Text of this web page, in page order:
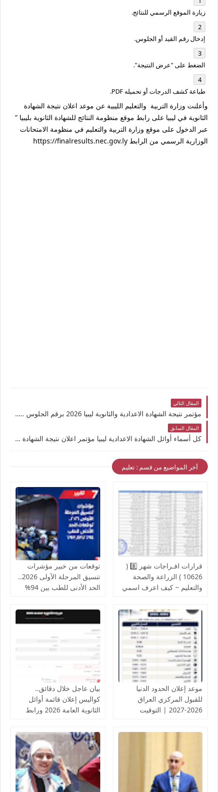
زيارة الموقع الرسمي للنتائج.
إدخال رقم القيد أو الجلوس.
الضغط على "عرض النتيجة".
طباعة كشف الدرجات أو تحميله PDF.
وأعلنت وزارة التربية والتعليم الليبية عن موعد اعلان نتيجة الشهادة
الثانوية في ليبيا على رابط موقع منظومة النتائج للشهادة الثانوية بليبيا ”
عبر الدخول على موقع وزارة التربية والتعليم في منظومة الامتحانات
الوزارية الرسمي من الرابط https://finalresults.nec.gov.ly
المقال التالي
مؤتمر نتيجة الشهادة الاعدادية والثانوية ليبيا 2026 برقم الجلوس .. رابط الاستعلام عن نتائج الصف التاسع ليبيا المحافظات التي ظهرت فيها النتائج
المقال السابق
كل أسماء أوائل الشهادة الاعدادية ليبيا مؤتمر اعلان نتيجة الشهادة الإعدادية طرابلس >> رابط نتيجة التاشع 2026 : منظومة تصحيح الامتحانات الليبية نتيجة الصف الثالث الاعدادى بليبيا منظومة الامتحانات ووزارة التربية والتعليم ليبيا
أخر المواضيع من قسم : تعليم
قرارات افـراجات شهر 8️⃣ (
10626 ) الزراعة والصحة
والتعليم ~ كيف اعرف اسمي
أسماء المفرج عنهم - أخبار
زيادة المرتبات والترقيات
توقعات من خبير مؤشرات
تنسيق المرحلة الأولى 2026..
الحد الأدنى للطب بين 94%
ومقارنة كاملة
موعد إعلان الحدود الدنيا
للقبول المركزي العراق
2026-2027 | التوقيت
المعدلات
بيان عاجل خلال دقائق..
كواليس إعلان قائمة أوائل
الثانوية العامة 2026 ورابط